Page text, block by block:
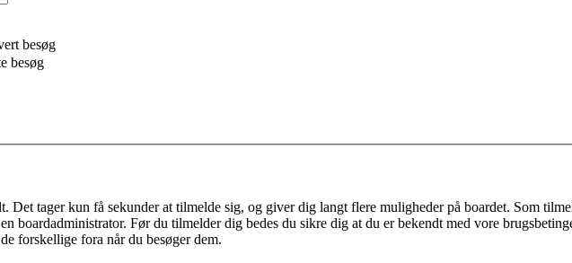
besøg
besøg
Det tager kun få sekunder at tilmelde sig, og giver dig langt flere muligheder på boardet. Som
boardadministrator. Før du tilmelder dig bedes du sikre dig at du er bekendt med vore
forskellige fora når du besøger dem.